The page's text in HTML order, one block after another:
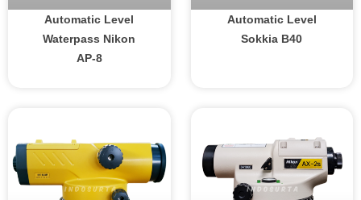
Automatic Level
Waterpass Nikon
AP-8
Automatic Level
Sokkia B40